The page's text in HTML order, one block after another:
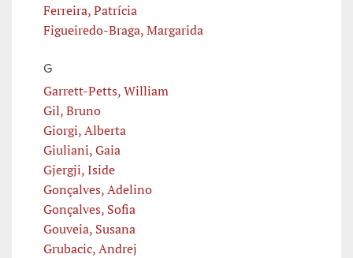
Ferreira, Patrícia
Figueiredo-Braga, Margarida
G
Garrett-Petts, William
Gil, Bruno
Giorgi, Alberta
Giuliani, Gaia
Gjergji, Iside
Gonçalves, Adelino
Gonçalves, Sofia
Gouveia, Susana
Grubacic, Andrej